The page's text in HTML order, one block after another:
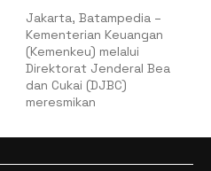
Jakarta, Batampedia –
Kementerian Keuangan
(Kemenkeu) melalui
Direktorat Jenderal Bea
dan Cukai (DJBC)
meresmikan